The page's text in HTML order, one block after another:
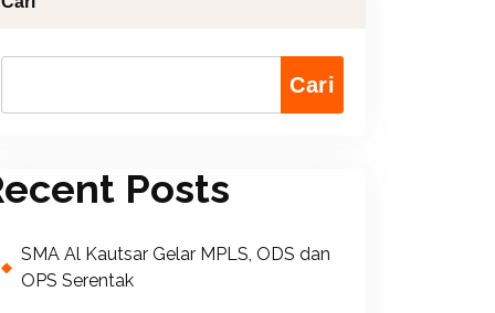
Cari
Posts
SMA Al Kautsar Gelar MPLS, ODS dan
OPS Serentak